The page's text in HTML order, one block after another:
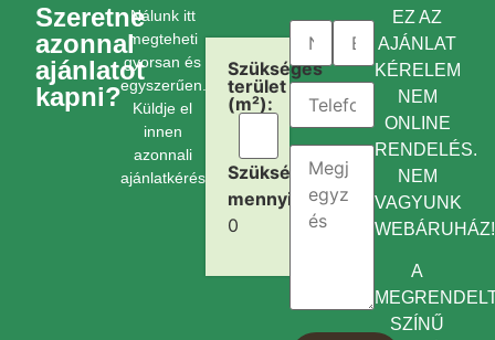
Szeretne
azonnal
ajánlatot
kapni?
Nálunk itt
megteheti
gyorsan és
egyszerűen.
Küldje el
innen
azonnali
ajánlatkérését.
Szükséges
terület
(m²):
Szükséges
mennyiség:
0
EZ AZ
AJÁNLAT
KÉRELEM
NEM
ONLINE
RENDELÉS.
NEM
VAGYUNK
WEBÁRUHÁZ!
A
SZÍNŰ